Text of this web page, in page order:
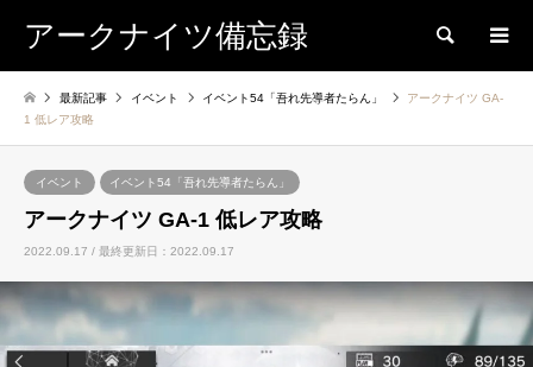
アークナイツ備忘録 検索
最新記事 イベント イベント54「吾れ先導者たらん」
アークナイツ GA-
1 低レア攻略
イベント イベント54「吾れ先導者たらん」
アークナイツ GA-1 低レア攻略
2022.09.17 / 最終更新日：2022.09.17